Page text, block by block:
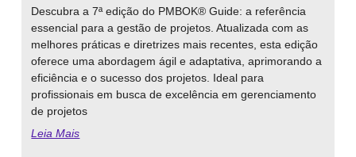
Descubra a 7ª edição do PMBOK® Guide: a referência
essencial para a gestão de projetos. Atualizada com as
melhores práticas e diretrizes mais recentes, esta edição
oferece uma abordagem ágil e adaptativa, aprimorando a
eficiência e o sucesso dos projetos. Ideal para
profissionais em busca de excelência em gerenciamento
de projetos
Leia Mais